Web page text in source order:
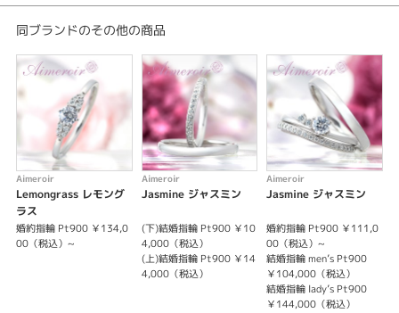
デザイン
テイスト
セットリング ラグジュアリー
性別
レディース
メンズ
紹介文
同ブランドのその他の商品
Aimeroir
Lemongrass レモング
ラス
婚約指輪 Pt900 ￥134,0
00（税込）~
Aimeroir
Jasmine ジャスミン
(下)結婚指輪 Pt900 ￥10
4,000（税込）
(上)結婚指輪 Pt900 ￥14
4,000（税込）
Aimeroir
Jasmine ジャスミン
婚約指輪 Pt900 ￥111,0
00（税込）~
結婚指輪 men’s Pt900
￥104,000（税込）
結婚指輪 lady’s Pt900
￥144,000（税込）